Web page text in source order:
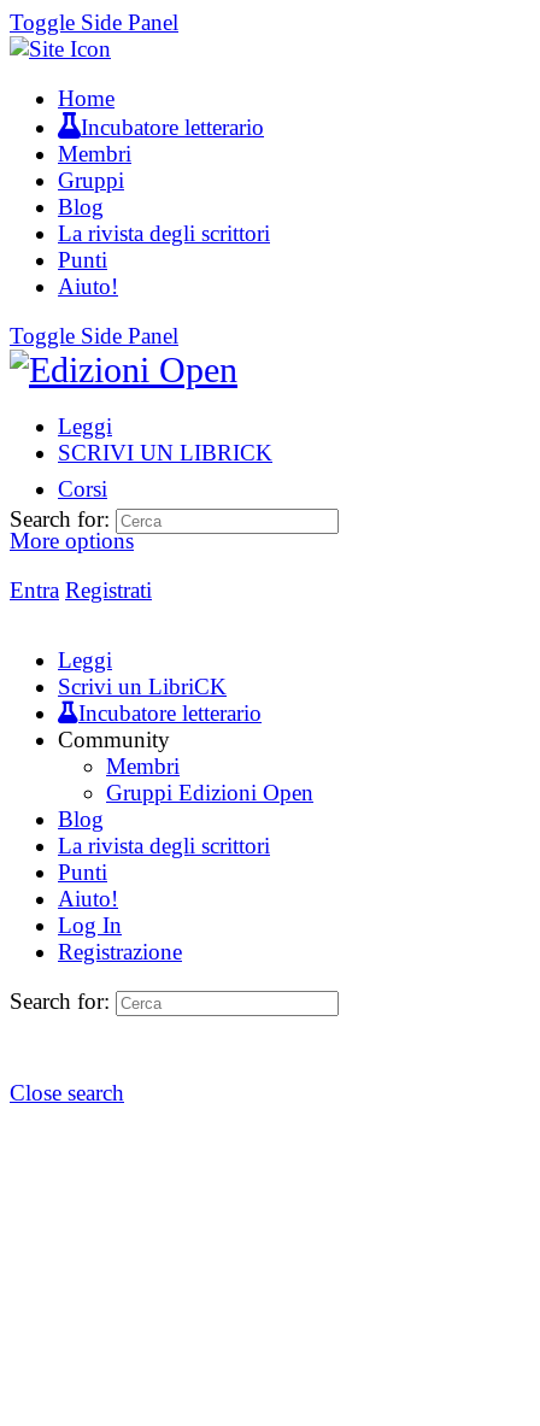
Toggle Side Panel
Home
Incubatore letterario
Membri
Gruppi
Blog
La rivista degli scrittori
Punti
Aiuto!
Toggle Side Panel
Leggi
SCRIVI UN LIBRICK
Corsi
More options
Entra Registrati
Search for:
Leggi
Scrivi un LibriCK
Incubatore letterario
Community
Membri
Gruppi Edizioni Open
Blog
La rivista degli scrittori
Punti
Aiuto!
Log In
Registrazione
Search for:
Close search